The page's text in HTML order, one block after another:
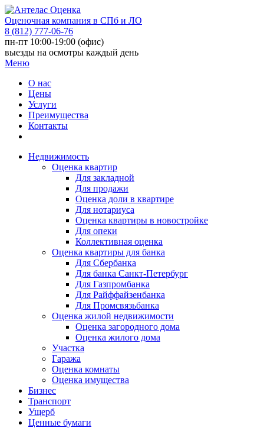
Оценочная компания в СПб и ЛО
8 (812) 777-06-76
пн-пт 10:00-19:00 (офис)
выезды на осмотры каждый день
Меню
О нас
Цены
Услуги
Преимущества
Контакты
Недвижимость
Оценка квартир
Для закладной
Для продажи
Оценка доли в квартире
Для нотариуса
Оценка квартиры в новостройке
Для опеки
Коллективная оценка
Оценка квартиры для банка
Для Сбербанка
Для банка Санкт-Петербург
Для Газпромбанка
Для Райффайзенбанка
Для Промсвязьбанка
Оценка жилой недвижимости
Оценка загородного дома
Оценка жилого дома
Участка
Гаража
Оценка комнаты
Оценка имущества
Бизнес
Транспорт
Ущерб
Ценные бумаги